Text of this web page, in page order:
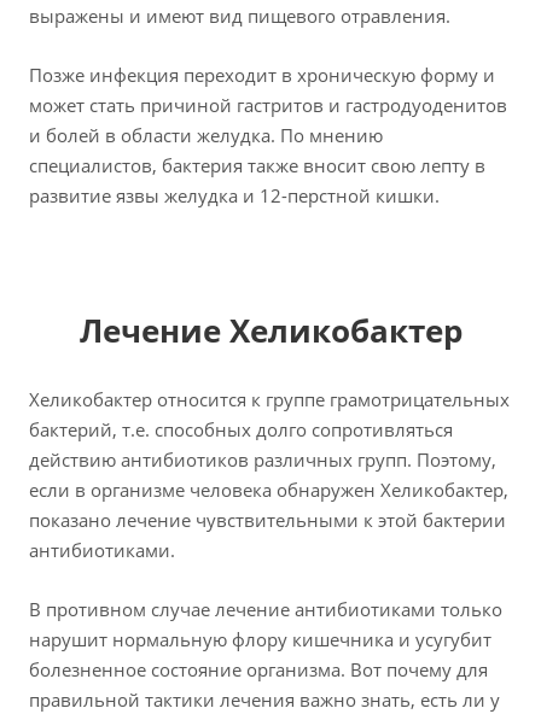
выражены и имеют вид пищевого отравления.
Позже инфекция переходит в хроническую форму и
может стать причиной гастритов и гастродуоденитов
и болей в области желудка. По мнению
специалистов, бактерия также вносит свою лепту в
развитие язвы желудка и 12-перстной кишки.
Лечение Хеликобактер
Хеликобактер относится к группе грамотрицательных
бактерий, т.е. способных долго сопротивляться
действию антибиотиков различных групп. Поэтому,
если в организме человека обнаружен Хеликобактер,
показано лечение чувствительными к этой бактерии
антибиотиками.
В противном случае лечение антибиотиками только
нарушит нормальную флору кишечника и усугубит
болезненное состояние организма. Вот почему для
правильной тактики лечения важно знать, есть ли у